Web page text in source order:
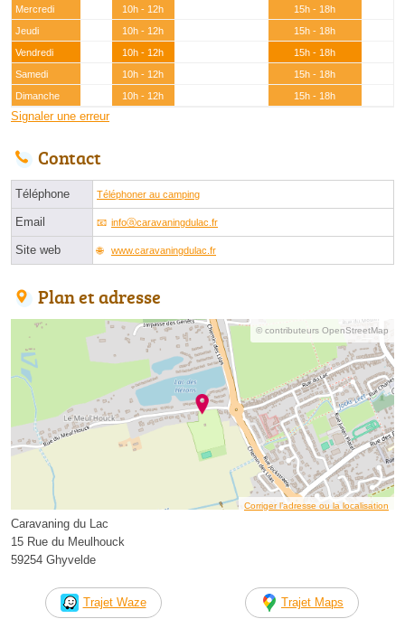
Mercredi
10h - 12h
15h - 18h
Jeudi
10h - 12h
15h - 18h
Vendredi
10h - 12h
15h - 18h
Samedi
10h - 12h
15h - 18h
Dimanche
10h - 12h 15h - 18h
Signaler une erreur
Contact
Téléphone Téléphoner au camping
Email infoⓐcaravaningdulac.fr
Site web www.caravaningdulac.fr
Plan et adresse
© contributeurs OpenStreetMap
Corriger l’adresse ou la localisation
Caravaning du Lac
15 Rue du Meulhouck
59254 Ghyvelde
Trajet Waze Trajet Maps